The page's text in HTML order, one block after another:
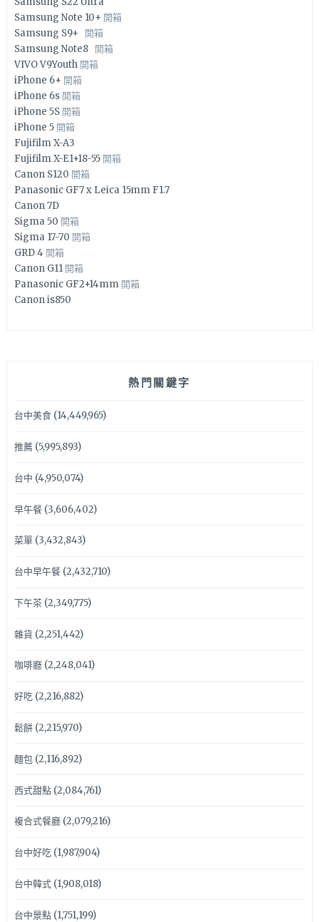
Samsung Note 10+ 開箱
Samsung S9+ 開箱
Samsung Note8 開箱
VIVO V9Youth 開箱
iPhone 6+ 開箱
iPhone 6s 開箱
iPhone 5S 開箱
iPhone 5 開箱
Fujifilm X-A3
Fujifilm X-E1+18-55 開箱
Canon S120 開箱
Panasonic GF7 x Leica 15mm F1.7
Canon 7D
Sigma 50 開箱
Sigma 17-70 開箱
GRD 4 開箱
Canon G11 開箱
Panasonic GF2+14mm 開箱
Canon is850
熱門關鍵字
台中美食(14,449,965)
推薦(5,995,893)
台中 (4,950,074)
早午餐(3,606,402)
菜單(3,432,843)
台中早午餐(2,432,710)
下午茶(2,349,775)
雜貨 (2,251,442)
咖啡廳(2,248,041)
好吃(2,216,882)
鬆餅(2,215,970)
麵包(2,116,892)
西式甜點(2,084,761)
複合式餐廳(2,079,216)
台中好吃(1,987,904)
台中韓式(1,908,018)
台中景點(1,751,199)